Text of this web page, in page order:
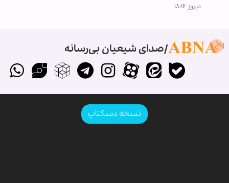
دیروز ۱۸:۱۶
صدای شیعیان بی‌رسانه
نسخه دسکتاپ